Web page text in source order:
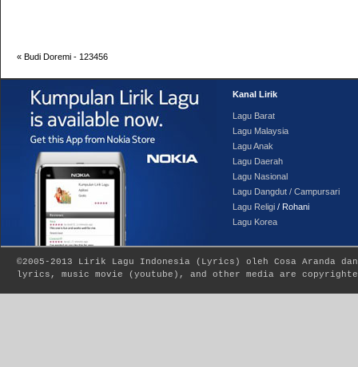
« Budi Doremi - 123456
Kanal Lirik
Lagu Barat
Lagu Malaysia
Lagu Anak
Lagu Daerah
Lagu Nasional
Lagu Dangdut / Campursari
Lagu Religi / Rohani
Lagu Korea
©2005-2013 Lirik Lagu Indonesia ( Lyrics ) oleh Cosa Aranda
lyrics, music movie (youtube), and other media are